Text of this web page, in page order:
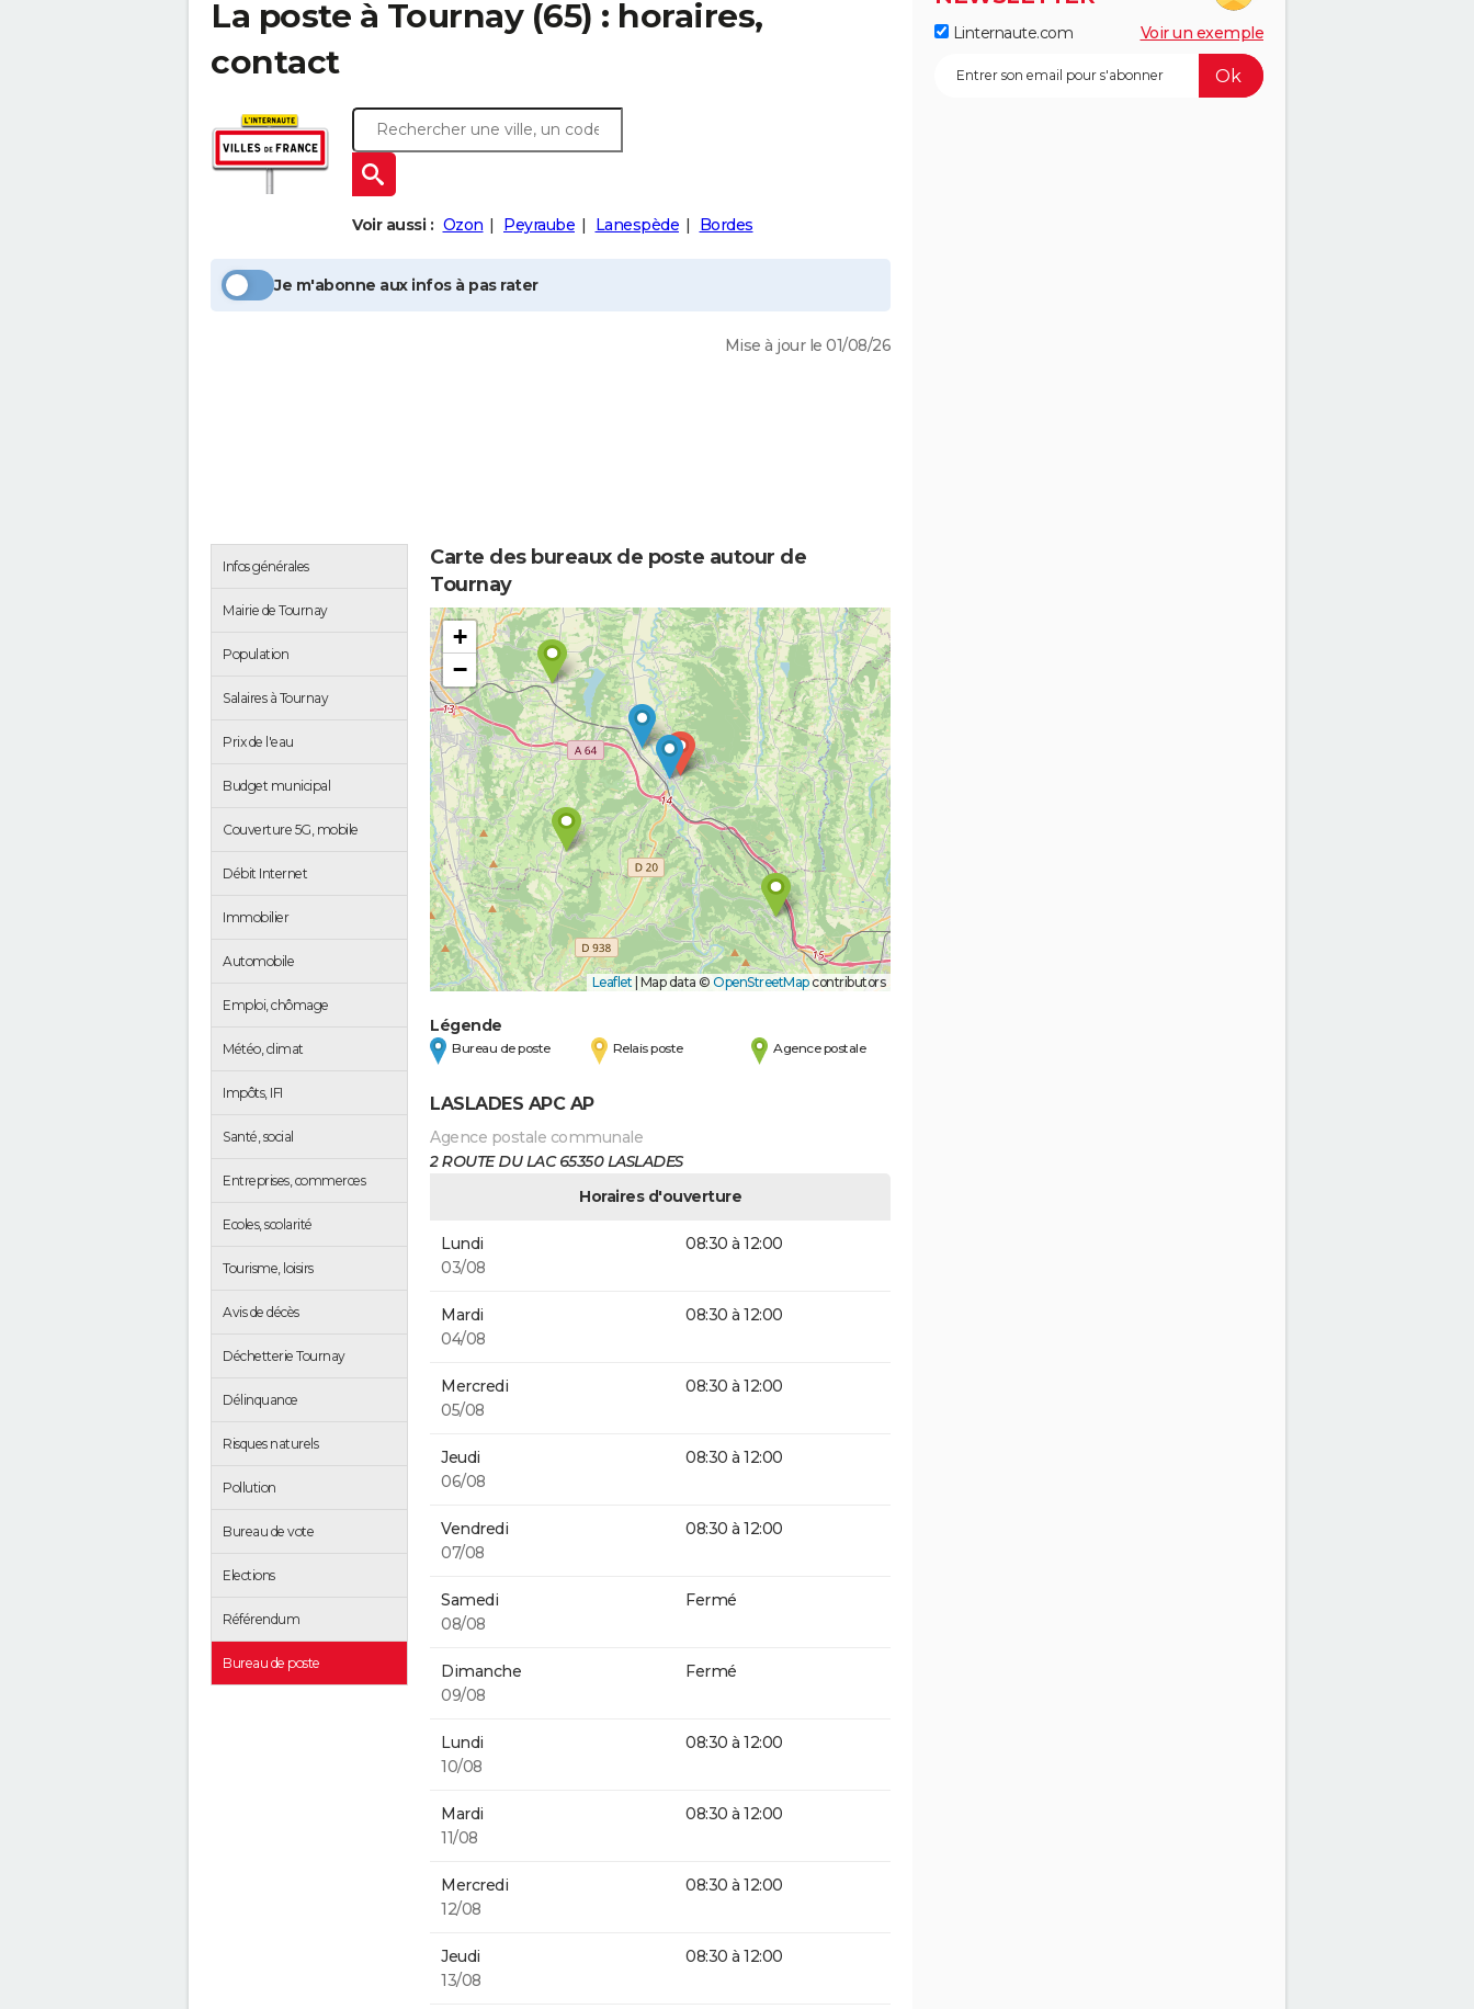
La poste à Tournay(65) : horaires,
contact
Voir aussi : Ozon Peyraube Lanespède Bordes
Je m'abonne aux infos à pas rater
Mise à jour le 01/08/26
Infos générales
Mairie de Tournay
Population
Salaires à Tournay
Prix de l'eau
Budget municipal
Couverture 5G, mobile
Débit Internet
Immobilier
Automobile
Emploi, chômage
Météo, climat
Impôts, IFI
Santé, social
Entreprises, commerces
Ecoles, scolarité
Tourisme, loisirs
Avis de décès
Déchetterie Tournay
Délinquance
Risques naturels
Pollution
Bureau de vote
Elections
Référendum
Bureau de poste
Carte des bureaux de poste autour de
Tournay
+
−
Leaflet Map data © OpenStreetMapcontributors
Légende
Bureau de poste Relais poste Agence postale
LASLADES APC AP
Agence postale communale
2 ROUTE DU LAC 65350 LASLADES
Horaires d'ouverture
Lundi
03/08
08:30 à 12:00
Mardi
04/08
08:30 à 12:00
Mercredi
05/08
08:30 à 12:00
Jeudi
06/08
08:30 à 12:00
Vendredi
07/08
08:30 à 12:00
Samedi
08/08
Fermé
Dimanche
09/08
Fermé
Lundi
10/08
08:30 à 12:00
Mardi
11/08
08:30 à 12:00
Mercredi
12/08
08:30 à 12:00
Jeudi
13/08
08:30 à 12:00
Linternaute.com Voir un exemple